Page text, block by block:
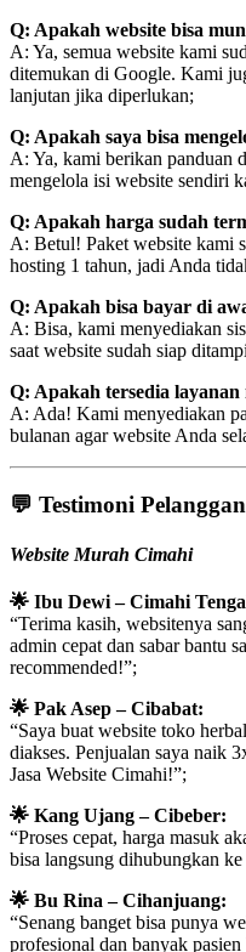
Q: Apakah website bisa
A: Ya, semua website kami
ditemukan di Google. Kami
lanjutan jika diperlukan;
Q: Apakah saya bisa
A: Ya, kami berikan panduan
mengelola isi website sendiri
Q: Apakah harga sudah
A: Betul! Paket website kami
hosting 1 tahun, jadi Anda
Q: Apakah bisa bayar di
A: Bisa, kami menyediakan
saat website sudah siap
Q: Apakah tersedia layanan
A: Ada! Kami menyediakan
bulanan agar website Anda
💬 Testimoni
Website Murah Cimahi
🌟 Ibu Dewi – Cimahi
“Terima kasih, websitenya
admin cepat dan sabar bantu
recommended!”;
🌟 Pak Asep – Cibabat:
“Saya buat website toko
diakses. Penjualan saya naik
Jasa Website Cimahi!”;
🌟 Kang Ujang – Cibeber:
“Proses cepat, harga masuk
bisa langsung dihubungkan
🌟 Bu Rina – Cihanjuang:
“Senang banget bisa punya
profesional dan banyak